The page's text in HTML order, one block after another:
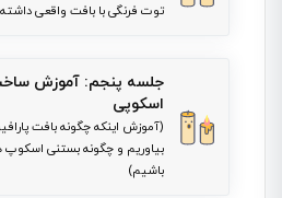
توت فرنگی با بافت واقعی
جلسه پنجم: آموزش
اسکوپی
(آموزش اینکه چگونه بافت
بیاوریم و چگونه بستنی اسکوپ
باشیم)